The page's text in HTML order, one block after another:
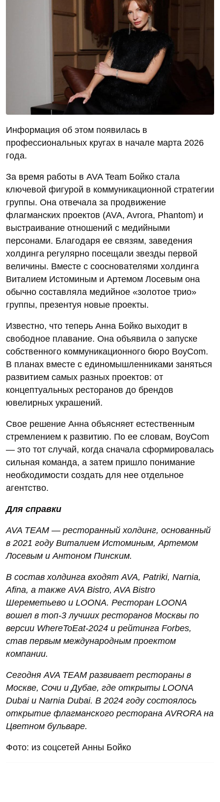
Информация об этом появилась в
профессиональных кругах в начале марта 2026
года.
За время работы в AVA Team Бойко стала
ключевой фигурой в коммуникационной стратегии
группы. Она отвечала за продвижение
флагманских проектов (AVA, Avrora, Phantom) и
выстраивание отношений с медийными
персонами. Благодаря ее связям, заведения
холдинга регулярно посещали звезды первой
величины. Вместе с сооснователями холдинга
Виталием Истоминым и Артемом Лосевым она
обычно составляла медийное «золотое трио»
группы, презентуя новые проекты.
Известно, что теперь Анна Бойко выходит в
свободное плавание. Она объявила о запуске
собственного коммуникационного бюро BoyCom.
В планах вместе с единомышленниками заняться
развитием самых разных проектов: от
концептуальных ресторанов до брендов
ювелирных украшений.
Свое решение Анна объясняет естественным
стремлением к развитию. По ее словам, BoyCom
— это тот случай, когда сначала сформировалась
сильная команда, а затем пришло понимание
необходимости создать для нее отдельное
агентство.
Для справки
AVA TEAM — ресторанный холдинг, основанный
в 2021 году Виталием Истоминым, Артемом
Лосевым и Антоном Пинским.
В состав холдинга входят AVA, Patriki, Narnia,
Afina, а также AVA Bistro, AVA Bistro
Шереметьево и LOONA. Ресторан LOONA
вошел в топ-3 лучших ресторанов Москвы по
версии WhereToEat-2024 и рейтинга Forbes,
став первым международным проектом
компании.
Сегодня AVA TEAM развивает рестораны в
Москве, Сочи и Дубае, где открыты LOONA
Dubai и Narnia Dubai. В 2024 году состоялось
открытие флагманского ресторана AVRORA на
Цветном бульваре.
Фото: из соцсетей Анны Бойко